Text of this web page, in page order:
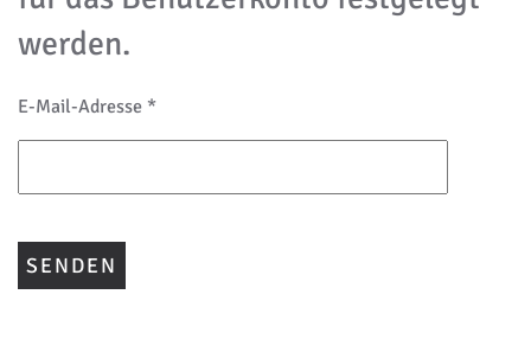
werden.
E-Mail-Adresse *
SENDEN